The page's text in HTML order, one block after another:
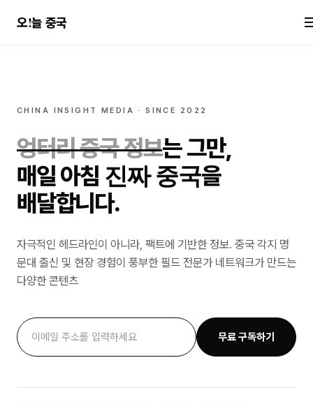
오!늘 중국
CHINA INSIGHT MEDIA · SINCE 2022
엉터리 중국 정보는 그만,
매일 아침 진짜 중국을
배달합니다.
자극적인 헤드라인이 아니라, 팩트에 기반한 정보. 중국 각지 명
문대 출신 및 현장 경험이 풍부한 필드 전문가 네트워크가 만드는
다양한 콘텐츠
무료 구독하기